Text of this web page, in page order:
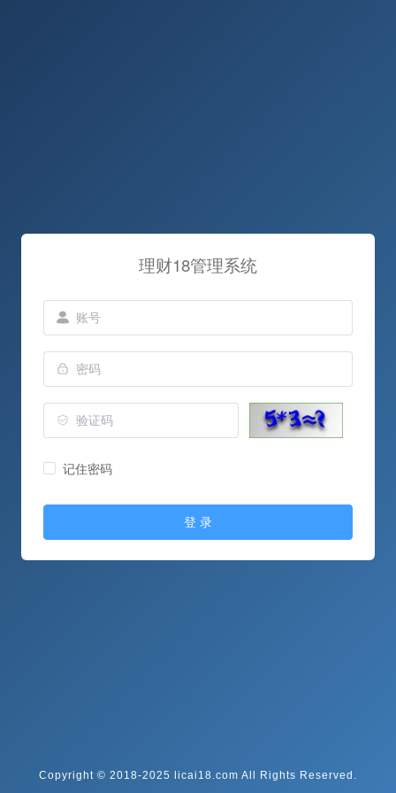
理财18管理系统
记住密码
登 录
Copyright © 2018-2025 licai18.com All Rights Reserved.